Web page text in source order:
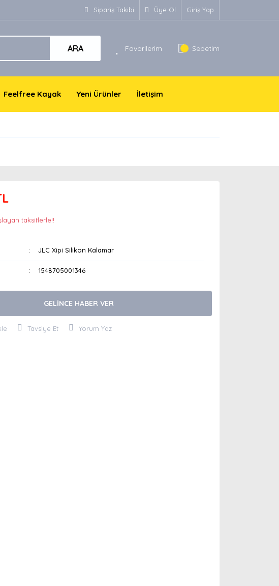
Sipariş Takibi Üye Ol Giriş Yap
ARA Favorilerim Sepetim
Feelfree Kayak Yeni Ürünler İletişim
taksitlerle!!
JLC Xipi Silikon Kalamar
1548705001346
GELİNCE HABER VER
Tavsiye Et Yorum Yaz